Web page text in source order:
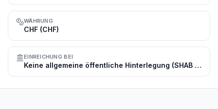
WÄHRUNG
CHF (CHF)
EINREICHUNG BEI
Keine allgemeine öffentliche Hinterlegung (SHAB nur für kotierte/Anleihens-Emittenten)